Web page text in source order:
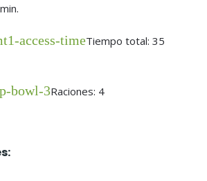
access-timeTiempo total: 35
bowl-3Raciones: 4